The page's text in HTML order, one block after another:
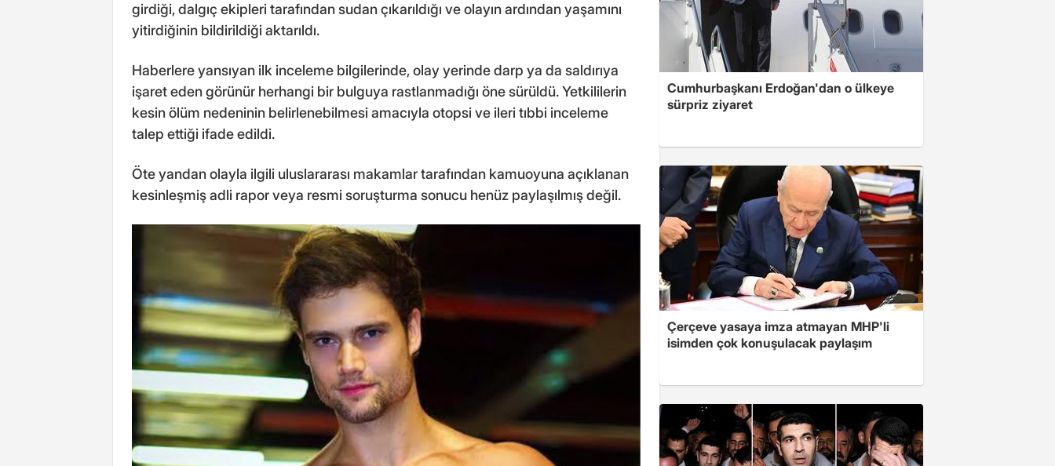
girdiği, dalgıç ekipleri tarafından sudan çıkarıldığı ve olayın ardından yaşamını
yitirdiğinin bildirildiği aktarıldı.
Haberlere yansıyan ilk inceleme bilgilerinde, olay yerinde darp ya da saldırıya
işaret eden görünür herhangi bir bulguya rastlanmadığı öne sürüldü. Yetkililerin
kesin ölüm nedeninin belirlenebilmesi amacıyla otopsi ve ileri tıbbi inceleme
talep ettiği ifade edildi.
Öte yandan olayla ilgili uluslararası makamlar tarafından kamuoyuna açıklanan
kesinleşmiş adli rapor veya resmi soruşturma sonucu henüz paylaşılmış değil.
Cumhurbaşkanı Erdoğan'dan o ülkeye
sürpriz ziyaret
Çerçeve yasaya imza atmayan MHP'li
isimden çok konuşulacak paylaşım